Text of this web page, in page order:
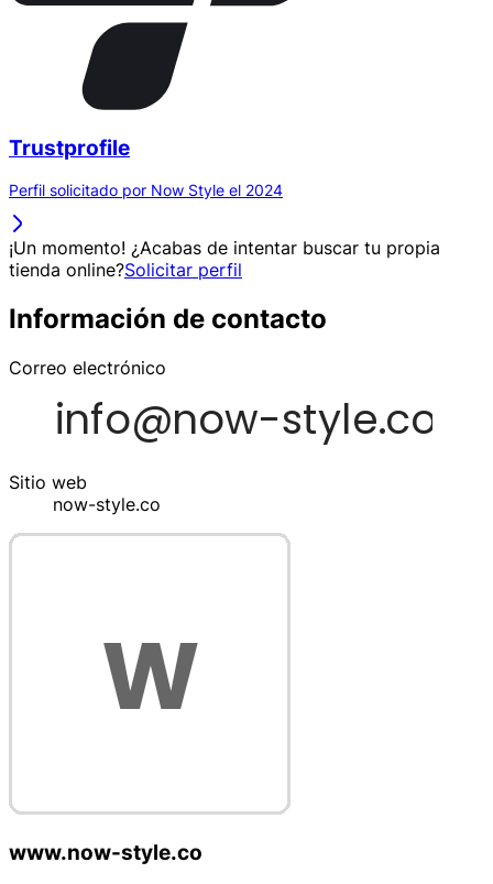
Trustprofile
Perfil solicitado por Now Style el 2024
¡Un momento! ¿Acabas de intentar buscar tu propia
tienda online?Solicitar perfil
Información de contacto
Correo electrónico
Sitio web
now-style.co
www.now-style.co